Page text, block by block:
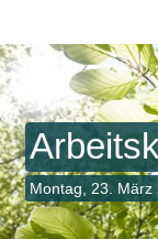
springen
Montag, 23.